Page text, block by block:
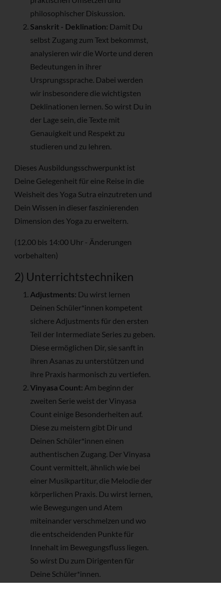
philosophischer Diskussion.
Sanskrit - Deklination: Damit Du
selbst Zugang zum Text bekommst,
analysieren wir die Worte und deren
Bedeutungen in ihrer
Ursprungssprache. Dabei werden
wir insbesondere die wichtigsten
Deklinationen lernen. So wirst Du in
der Lage sein, die Texte mit
Genauigkeit und Respekt zu
studieren und zu lehren.
Dieses Ausbildungsschwerpunkt ist
Deine Gelegenheit für eine Reise in die
Weisheit des Yoga Sutra einzutreten und
Dein Wissen in dieser faszinierenden
Dimension des Yoga zu erweitern.
(12.00 bis 14:00 Uhr - Änderungen
vorbehalten)
2) Unterrichtstechniken
Adjustments: Du wirst lernen
Deinen Schüler*innen kompetent
sichere Adjustments für den ersten
Teil der Intermediate Series zu geben.
Diese ermöglichen Dir, sie sanft in
ihren Asanas zu unterstützen und
ihre Praxis harmonisch zu vertiefen.
Vinyasa Count: Am beginn der
zweiten Serie weist derVinyasa
Count einige Besonderheiten auf.
Diese zu meistern gibt Dir und
Deinen Schüler*innen einen
authentischen Zugang. Der Vinyasa
Count vermittelt, ähnlich wie bei
einer Musikpartitur, die Melodie der
körperlichen Praxis. Du wirst lernen,
wie Bewegungen und Atem
miteinander verschmelzen und wo
die entscheidenden Punkte für
Innehalt im Bewegungsfluss liegen.
So wirst Du zum Dirigenten für
Deine Schüler*innen.